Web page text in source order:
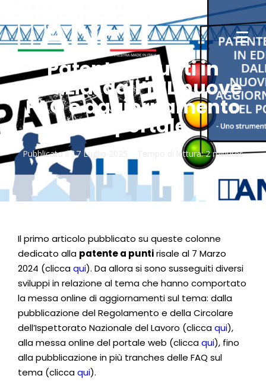
Patente a punti in
edilizia: dall’INL nuove
FAQ e aggiornamento
del portale
Pubblicato il17 Luglio 2025 Tempo di lettura:2 minutes
Il primo articolo pubblicato su queste colonne
dedicato alla patente a puntirisale al 7 Marzo
2024 (cliccaqui). Da allora si sono susseguiti diversi
sviluppi in relazione al tema che hanno comportato
la messa online di aggiornamenti sul tema: dalla
pubblicazione del Regolamento e della Circolare
dell’Ispettorato Nazionale del Lavoro (cliccaqui),
alla messa online del portale web (cliccaqui), fino
alla pubblicazione in più tranches delle FAQ sul
tema (cliccaqui).